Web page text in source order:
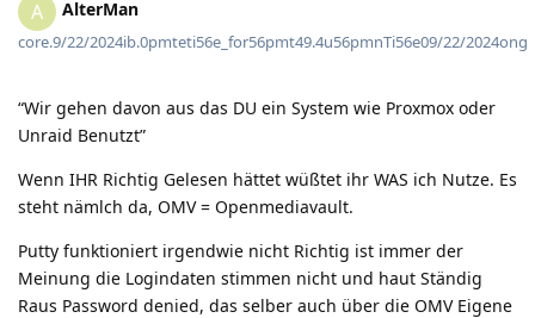
A AlterMan
core.9/22/2024ib.0pmteti56e_for56pmt49.4u56pmnTi56e09/22/2024ong
“Wir gehen davon aus das DU ein System wie Proxmox oder
Unraid Benutzt”
Wenn IHR Richtig Gelesen hättet wüßtet ihr WAS ich Nutze. Es
steht nämlch da, OMV = Openmediavault.
Putty funktioniert irgendwie nicht Richtig ist immer der
Meinung die Logindaten stimmen nicht und haut Ständig
Raus Password denied, das selber auch über die OMV Eigene